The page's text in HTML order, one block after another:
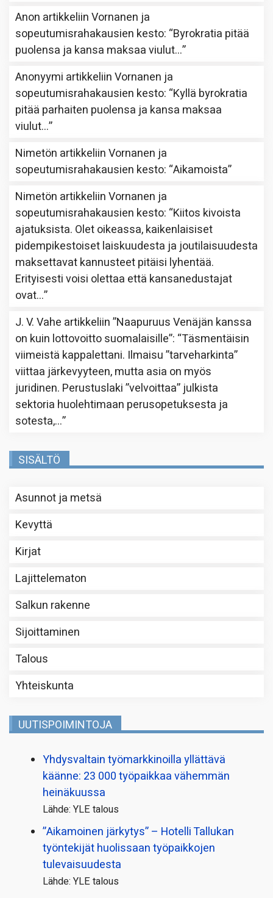
Anon artikkeliinVornanen ja
sopeutumisrahakausien kesto: “Byrokratia pitää
puolensa ja kansa maksaa viulut…”
Anonyymi artikkeliinVornanen ja
sopeutumisrahakausien kesto: “Kyllä byrokratia
pitää parhaiten puolensa ja kansa maksaa
viulut…”
Nimetön artikkeliinVornanen ja
sopeutumisrahakausien kesto: “Aikamoista”
Nimetön artikkeliinVornanen ja
sopeutumisrahakausien kesto: “Kiitos kivoista
ajatuksista. Olet oikeassa, kaikenlaisiset
pidempikestoiset laiskuudesta ja joutilaisuudesta
maksettavat kannusteet pitäisi lyhentää.
Erityisesti voisi olettaa että kansanedustajat
ovat…”
J. V. Vahe artikkeliin”Naapuruus Venäjän kanssa
on kuin lottovoitto suomalaisille”: “Täsmentäisin
viimeistä kappalettani. Ilmaisu ”tarveharkinta”
viittaa järkevyyteen, mutta asia on myös
juridinen. Perustuslaki ”velvoittaa” julkista
sektoria huolehtimaan perusopetuksesta ja
sotesta,…”
SISÄLTÖ
Asunnot ja metsä
Kevyttä
Kirjat
Lajittelematon
Salkun rakenne
Sijoittaminen
Talous
Yhteiskunta
UUTISPOIMINTOJA
Yhdysvaltain työmarkkinoilla yllättävä
käänne: 23 000 työpaikkaa vähemmän
heinäkuussa
Lähde: YLE talous
”Aikamoinen järkytys” – Hotelli Tallukan
työntekijät huolissaan työpaikkojen
tulevaisuudesta
Lähde: YLE talous